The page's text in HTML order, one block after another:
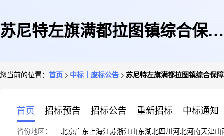
苏尼特左旗满都拉图镇综合保障
您当前的位置： 首页 中标｜废标公告 苏尼特左旗满都拉图镇综合保
首页 招标预告 招标公告 重新招标 中标通知
省份地区： 北京广东 上海江苏浙江山东湖北四川 河北河南天津山